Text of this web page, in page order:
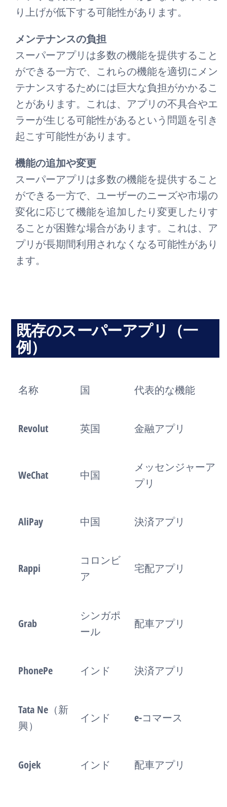
り上げが低下する可能性があります。
メンテナンスの負担
スーパーアプリは多数の機能を提供すること
ができる一方で、これらの機能を適切にメン
テナンスするためには巨大な負担がかかるこ
とがあります。これは、アプリの不具合やエ
ラーが生じる可能性があるという問題を引き
起こす可能性があります。
機能の追加や変更
スーパーアプリは多数の機能を提供すること
ができる一方で、ユーザーのニーズや市場の
変化に応じて機能を追加したり変更したりす
ることが困難な場合があります。これは、ア
プリが長期間利用されなくなる可能性があり
ます。
既存のスーパーアプリ（一
例）
名称 国 代表的な機能
Revolut 英国 金融アプリ
WeChat 中国
メッセンジャーア
プリ
AliPay 中国 決済アプリ
Rappi
コロンビ
ア
宅配アプリ
Grab
シンガポ
ール
配車アプリ
PhonePe インド 決済アプリ
Tata Ne（新
興）
インド e-コマース
Gojek インド 配車アプリ